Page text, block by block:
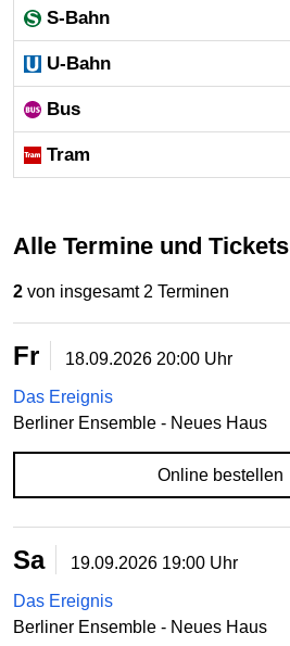
S-Bahn
U-Bahn
Bus
Tram
Alle Termine und Tickets
2 von insgesamt 2 Terminen
Fr 18.09.2026 20:00 Uhr
Das Ereignis
Berliner Ensemble - Neues Haus
Online bestellen
Sa 19.09.2026 19:00 Uhr
Das Ereignis
Berliner Ensemble - Neues Haus